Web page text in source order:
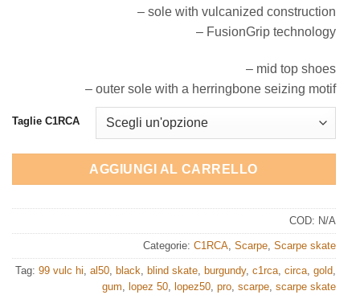
– sole with vulcanized construction
– FusionGrip technology
– mid top shoes
– outer sole with a herringbone seizing motif
Taglie C1RCA
AGGIUNGI AL CARRELLO
COD: N/A
Categorie: C1RCA Scarpe Scarpe skate
Tag: 99 vulc hi al50 black blind skate burgundy, c1rca circa gold
gum
lopez 50 lopez50 pro scarpe scarpe skate